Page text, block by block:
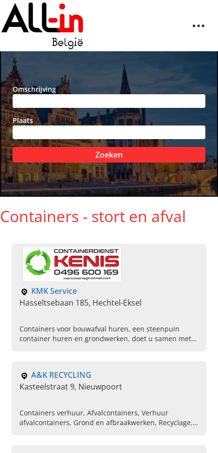
Omschrijving
Plaats
Zoeken
Containers - stort en afval
KMK Service
Hasseltsebaan 185, Hechtel-Eksel
Containers voor bouwafval huren, een steenpuin
container huren en grondwerken, doet u samen met
A&K RECYCLING
Kasteelstraat 9, Nieuwpoort
Containers verhuur, Afvalcontainers, Verhuur
afvalcontainers, Grond en afbraakwerken, Recyclage,